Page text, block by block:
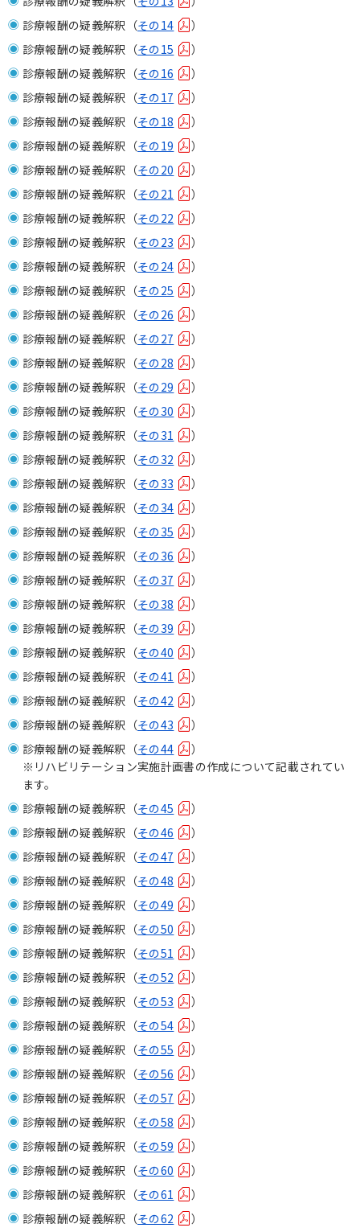
診療報酬の疑義解釈（その14
）
診療報酬の疑義解釈（その15
）
診療報酬の疑義解釈（その16
）
診療報酬の疑義解釈（その17
）
診療報酬の疑義解釈（その18
）
診療報酬の疑義解釈（その19
）
診療報酬の疑義解釈（その20
）
診療報酬の疑義解釈（その21
）
診療報酬の疑義解釈（その22
）
診療報酬の疑義解釈（その23
）
診療報酬の疑義解釈（その24
）
診療報酬の疑義解釈（その25
）
診療報酬の疑義解釈（その26
）
診療報酬の疑義解釈（その27
）
診療報酬の疑義解釈（その28
）
診療報酬の疑義解釈（その29
）
診療報酬の疑義解釈（その30
）
診療報酬の疑義解釈（その31
）
診療報酬の疑義解釈（その32
）
診療報酬の疑義解釈（その33
）
診療報酬の疑義解釈（その34
）
診療報酬の疑義解釈（その35
）
診療報酬の疑義解釈（その36
）
診療報酬の疑義解釈（その37
）
診療報酬の疑義解釈（その38
）
診療報酬の疑義解釈（その39
）
診療報酬の疑義解釈（その40
）
診療報酬の疑義解釈（その41
）
診療報酬の疑義解釈（その42
）
診療報酬の疑義解釈（その43
）
診療報酬の疑義解釈（その44
）
※リハビリテーション実施計画書の作成について記載されてい
ます。
診療報酬の疑義解釈（その45
）
診療報酬の疑義解釈（その46
）
診療報酬の疑義解釈（その47
）
診療報酬の疑義解釈（その48
）
診療報酬の疑義解釈（その49
）
診療報酬の疑義解釈（その50
）
診療報酬の疑義解釈（その51
）
診療報酬の疑義解釈（その52
）
診療報酬の疑義解釈（その53
）
診療報酬の疑義解釈（その54
）
診療報酬の疑義解釈（その55
）
診療報酬の疑義解釈（その56
）
診療報酬の疑義解釈（その57
）
診療報酬の疑義解釈（その58
）
診療報酬の疑義解釈（その59
）
診療報酬の疑義解釈（その60
）
診療報酬の疑義解釈（その61
）
診療報酬の疑義解釈（その62
）